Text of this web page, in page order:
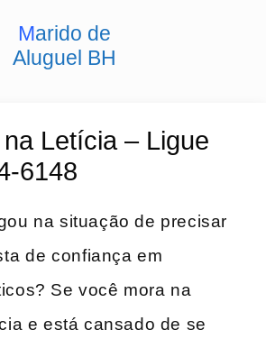
Marido de
Aluguel BH
Letícia – Ligue
6148
na situação de precisar
de confiança em⁤
Se você mora na
e está cansado de se